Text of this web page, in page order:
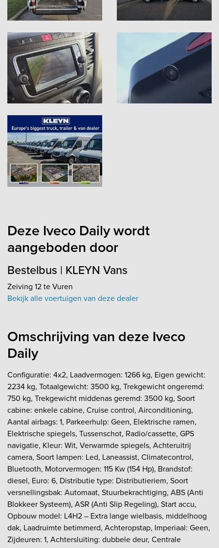
Deze Iveco Daily wordt
aangeboden door
Bestelbus | KLEYN Vans
Zeiving 12 te Vuren
Bekijk alle voertuigen van deze dealer
Omschrijving van deze Iveco
Daily
Configuratie: 4x2, Laadvermogen: 1266 kg, Eigen gewicht:
2234 kg, Totaalgewicht: 3500 kg, Trekgewicht ongeremd:
750 kg, Trekgewicht middenas geremd: 3500 kg, Soort
cabine: enkele cabine, Cruise control, Airconditioning,
Aantal airbags: 1, Parkeerhulp: Geen, Elektrische ramen,
Elektrische spiegels, Tussenschot, Radio/cassette, GPS
navigatie, Kleur: Wit, Verwarmde spiegels, Achteruitrij
camera, Soort lampen: Led, Laneassist, Climatecontrol,
Bluetooth, Motorvermogen: 115 Kw (154 Hp), Brandstof:
diesel, Euro: 6, Distributie type: Distributieriem, Soort
versnellingsbak: Automaat, Stuurbekrachtiging, ABS (Anti
Blokkeer Systeem), ASR (Anti Slip Regeling), Start accu,
Opbouw model: L4H2 – Extra lange wielbasis, middelhoog
dak, Laadruimte betimmerd, Achteropstap, Imperiaal: Geen,
Zijdeuren: 1, Achtersluiting: dubbele deur, Centrale